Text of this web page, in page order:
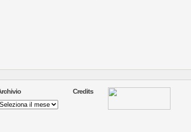
Archivio
Credits